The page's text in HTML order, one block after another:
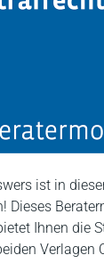
ist in
Dieses
Ihnen die
Verlagen